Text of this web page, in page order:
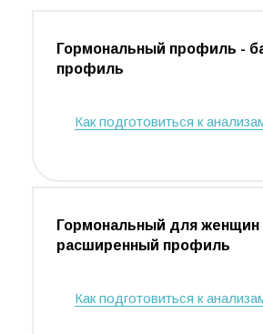
Гормональный профиль -
профиль
Как подготовиться к
Гормональный для женщин
расширенный профиль
Как подготовиться к